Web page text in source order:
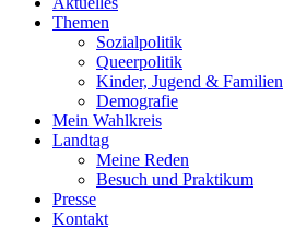
Themen
Sozialpolitik
Queerpolitik
Kinder, Jugend & Familien
Demografie
Mein Wahlkreis
Landtag
Meine Reden
Besuch und Praktikum
Presse
Kontakt